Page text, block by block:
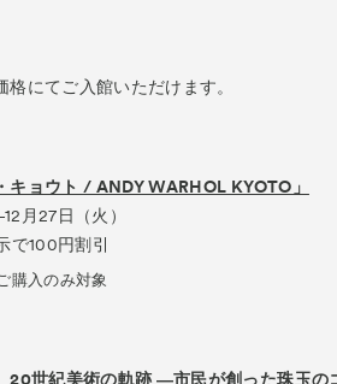
にてご入館いただけます。
キョウト / ANDY WARHOL KYOTO」
月27日（火）
で100円割引
購入のみ対象
世紀美術の軌跡 ―市民が創った珠玉の